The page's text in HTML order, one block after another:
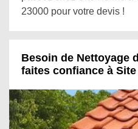
23000 pour votre devis !
Besoin de Nettoyage
faites confiance à Site